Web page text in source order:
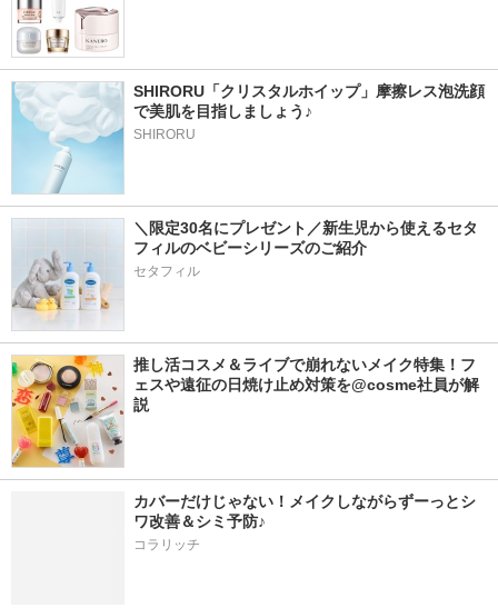
SHIRORU「クリスタルホイップ」摩擦レス泡洗顔
で美肌を目指しましょう♪
SHIRORU
＼限定30名にプレゼント／新生児から使えるセタ
フィルのベビーシリーズのご紹介
セタフィル
推し活コスメ＆ライブで崩れないメイク特集！フ
ェスや遠征の日焼け止め対策を@cosme社員が解
説
カバーだけじゃない！メイクしながらずーっとシ
ワ改善＆シミ予防♪
コラリッチ